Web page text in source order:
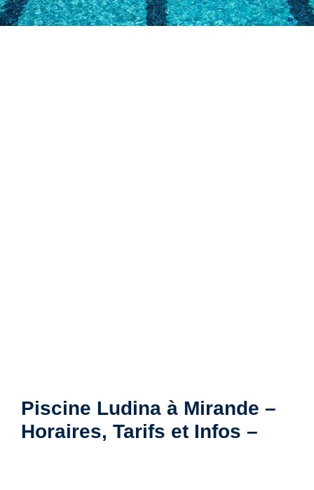
Piscine Ludina à Mirande –
Horaires, Tarifs et Infos –